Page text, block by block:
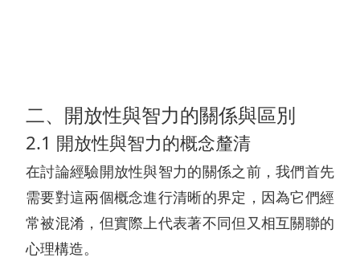
二、開放性與智力的關係與區別
2.1 開放性與智力的概念釐清
在討論經驗開放性與智力的關係之前，我們首先
需要對這兩個概念進行清晰的界定，因為它們經
常被混淆，但實際上代表著不同但又相互關聯的
心理構造。